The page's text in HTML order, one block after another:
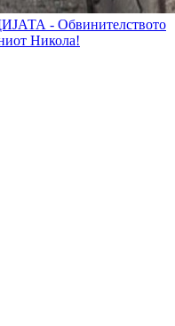
- Обвинителството
Никола!